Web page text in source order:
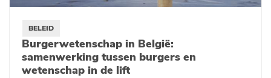
BELEID
Burgerwetenschap in België:
samenwerking tussen burgers en
wetenschap in de lift